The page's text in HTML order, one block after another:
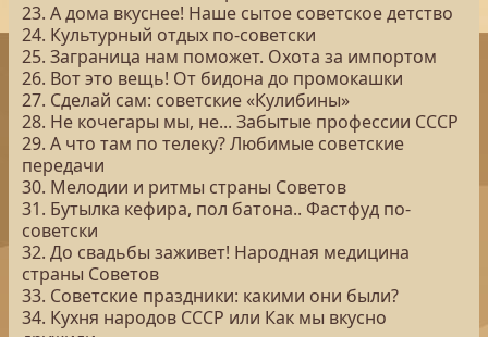
23. А дома вкуснее! Наше сытое советское детство
24. Культурный отдых по-советски
25. Заграница нам поможет. Охота за импортом
26. Вот это вещь! От бидона до промокашки
27. Сделай сам: советские «Кулибины»
28. Не кочегары мы, не... Забытые профессии СССР
29. А что там по телеку? Любимые советские
передачи
30. Мелодии и ритмы страны Советов
31. Бутылка кефира, пол батона.. Фастфуд по-
советски
32. До свадьбы заживет! Народная медицина
страны Советов
33. Советские праздники: какими они были?
34. Кухня народов СССР или Как мы вкусно